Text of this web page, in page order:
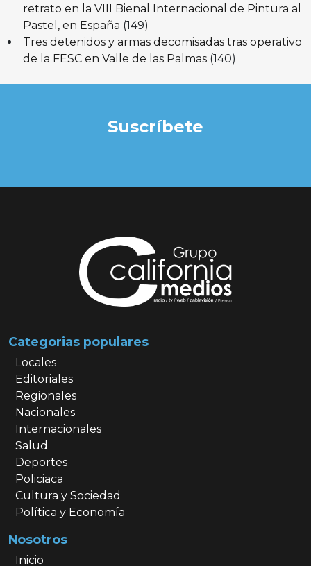
retrato en la VIII Bienal Internacional de Pintura al
Pastel, en España (149)
Tres detenidos y armas decomisadas tras operativo
de la FESC en Valle de las Palmas (140)
Suscríbete
Categorias populares
Locales
Editoriales
Regionales
Nacionales
Internacionales
Salud
Deportes
Policiaca
Cultura y Sociedad
Política y Economía
Nosotros
Inicio